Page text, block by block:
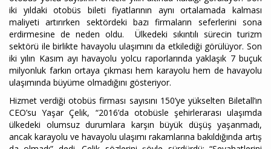
iki yıldaki otobüs bileti fiyatlarının aynı ortalamada kalması
maliyeti artırırken sektördeki bazı firmaların seferlerini sona
erdirmesine de neden oldu. Ülkedeki sıkıntılı sürecin turizm
sektörü ile birlikte havayolu ulaşımını da etkilediği görülüyor. Son
iki yılın Kasım ayı havayolu yolcu raporlarında yaklaşık 7 buçuk
milyonluk farkın ortaya çıkması hem karayolu hem de havayolu
ulaşımında büyüme olmadığını gösteriyor.
Hizmet verdiği otobüs firması sayısını 150’ye yükselten Biletall’ın
CEO’su Yaşar Çelik, “2016’da otobüsle şehirlerarası ulaşımda
ülkedeki olumsuz durumlara karşın büyük düşüş yaşanmadı,
ancak karayolu ve havayolu ulaşımı rakamlarına bakıldığında artış